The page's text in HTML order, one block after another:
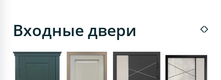
Входные двери